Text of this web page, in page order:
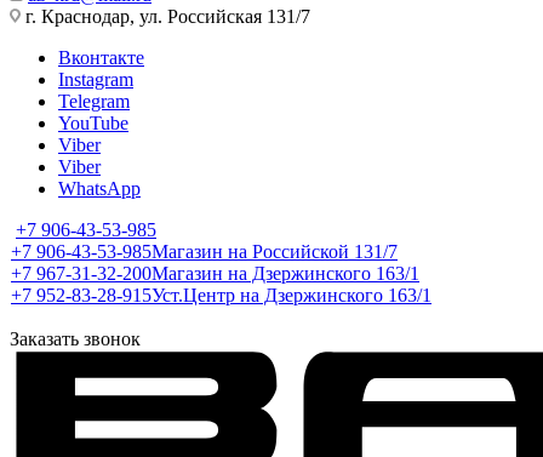
г. Краснодар, ул. Российская 131/7
Вконтакте
Instagram
Telegram
YouTube
Viber
Viber
WhatsApp
+7 906-43-53-985
+7 906-43-53-985Магазин на Российской 131/7
+7 967-31-32-200Магазин на Дзержинского 163/1
+7 952-83-28-915Уст.Центр на Дзержинского 163/1
Заказать звонок